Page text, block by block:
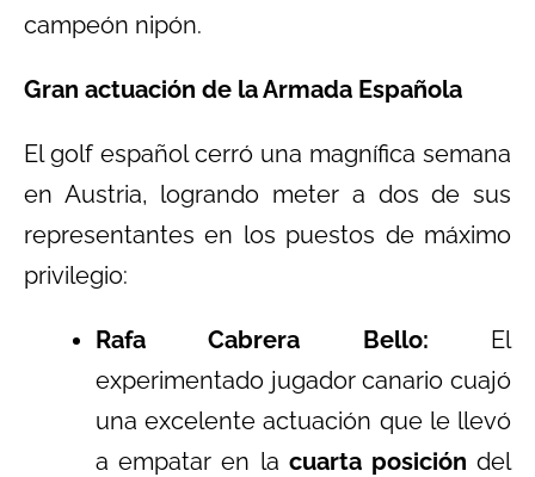
campeón nipón.
Gran actuación de la Armada Española
El golf español cerró una magnífica semana
en Austria, logrando meter a dos de sus
representantes en los puestos de máximo
privilegio:
Rafa Cabrera Bello: El
experimentado jugador canario cuajó
una excelente actuación que le llevó
a empatar en la cuarta posición del